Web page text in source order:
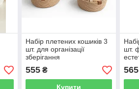
Набір плетених кошиків 3
шт. для організації
зберігання
555₴
Купити
шт.
565